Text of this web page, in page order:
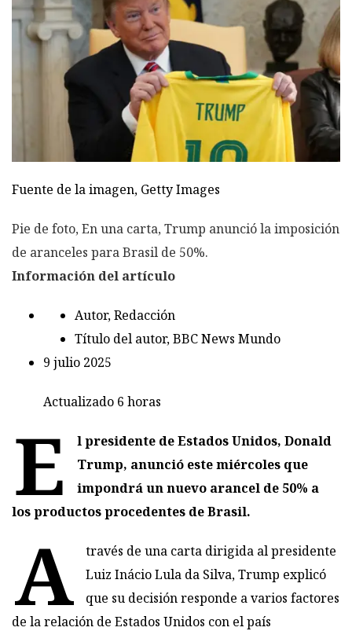
Fuente de la imagen, Getty Images
Pie de foto,En una carta, Trump anunció la imposición
de aranceles para Brasil de 50%.
Información del artículo
Autor,Redacción
Título del autor,BBC News Mundo
9 julio 2025
Actualizado 6 horas
E
l presidente de Estados Unidos, Donald
Trump, anunció este miércoles que
impondrá un nuevo arancel de 50% a
los productos procedentes de Brasil.
A
través de una carta dirigida al presidente
Luiz Inácio Lula da Silva, Trump explicó
que su decisión responde a varios factores
de la relación de Estados Unidos con el país